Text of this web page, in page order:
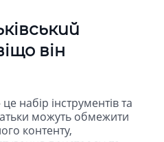
він
набір інструментів та
можуть обмежити
контенту,